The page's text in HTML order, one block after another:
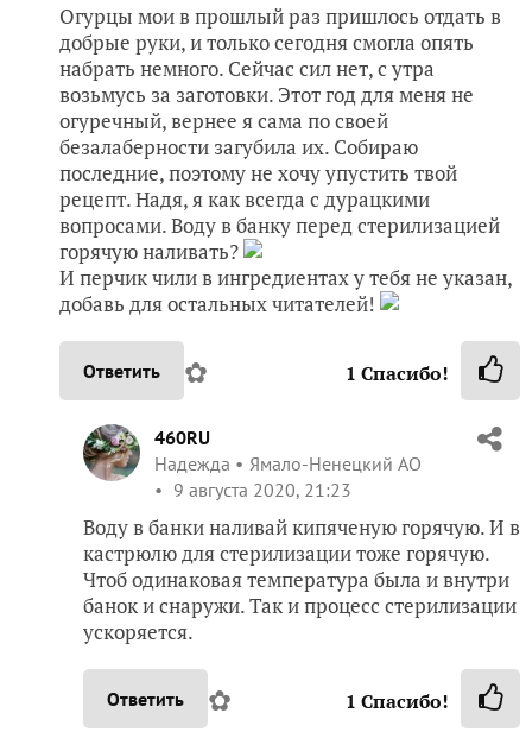
Огурцы мои в прошлый раз пришлось отдать в
добрые руки, и только сегодня смогла опять
набрать немного. Сейчас сил нет, с утра
возьмусь за заготовки. Этот год для меня не
огуречный, вернее я сама по своей
безалаберности загубила их. Собираю
последние, поэтому не хочу упустить твой
рецепт. Надя, я как всегда с дурацкими
вопросами. Воду в банку перед стерилизацией
горячую наливать?
И перчик чили в ингредиентах у тебя не указан,
добавь для остальных читателей!
Ответить ✿ 1 Спасибо!
460RU
Надежда
Ямало-Ненецкий АО
9 августа 2020, 21:23
Воду в банки наливай кипяченую горячую. И в
кастрюлю для стерилизации тоже горячую.
Чтоб одинаковая температура была и внутри
банок и снаружи. Так и процесс стерилизации
ускоряется.
Ответить ✿ 1 Спасибо!